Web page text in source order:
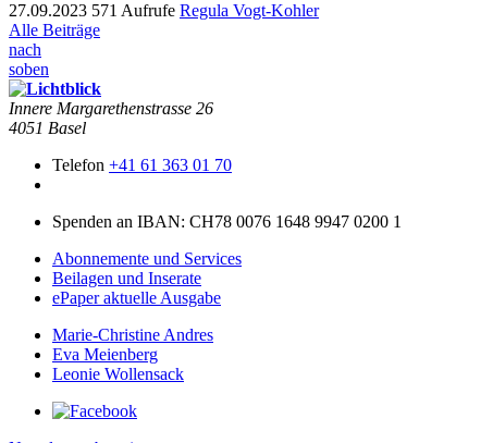
27.09.2023 571 Aufrufe Regula Vogt-Kohler
Alle Beiträge
nach
soben
Innere Mar­garethen­strasse 26
4051 Basel
Telefon +41 61 363 01 70
Spenden an IBAN: CH78 0076 1648 9947 0200 1
Abonnemente und Services
Beilagen und Inserate
ePaper aktuelle Ausgabe
Marie-Christine Andres
Eva Meienberg
Leonie Wollensack